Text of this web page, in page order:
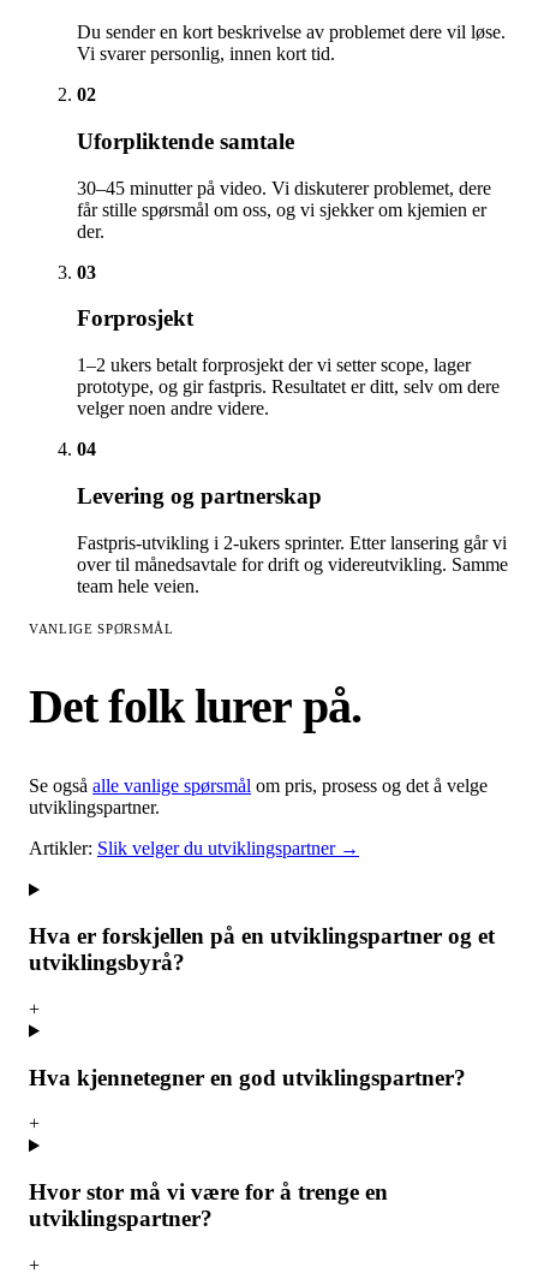
Du sender en kort beskrivelse av problemet dere vil løse.
Vi svarer personlig, innen kort tid.
02
Uforpliktende samtale
30–45 minutter på video. Vi diskuterer problemet, dere
får stille spørsmål om oss, og vi sjekker om kjemien er
der.
03
Forprosjekt
1–2 ukers betalt forprosjekt der vi setter scope, lager
prototype, og gir fastpris. Resultatet er ditt, selv om dere
velger noen andre videre.
04
Levering og partnerskap
Fastpris-utvikling i 2-ukers sprinter. Etter lansering går vi
over til månedsavtale for drift og videreutvikling. Samme
team hele veien.
VANLIGE SPØRSMÅL
Det folk lurer på.
Se også alle vanlige spørsmål om pris, prosess og det å velge
utviklingspartner.
Artikler: Slik velger du utviklingspartner →
Hva er forskjellen på en utviklingspartner og et
utviklingsbyrå?
+
Hva kjennetegner en god utviklingspartner?
+
Hvor stor må vi være for å trenge en
utviklingspartner?
+